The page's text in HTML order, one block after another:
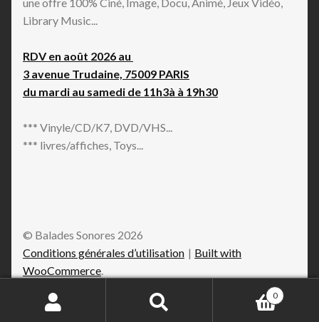
Library Music...
RDV en août 2026 au
3 avenue Trudaine, 75009 PARIS
du mardi au samedi de 11h3à à 19h30
*** Vinyle/CD/K7, DVD/VHS...
*** livres/affiches, Toys...
© Balades Sonores 2026
Conditions générales d’utilisation
Built with
WooCommerce
Recherche
Recherche
0